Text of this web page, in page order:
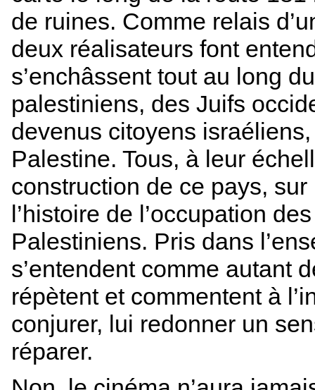
de ruines. Comme relais
deux réalisateurs font
s’enchâssent tout au long
palestiniens, des Juifs
devenus citoyens
Palestine. Tous, à leur
construction de ce pays,
l’histoire de l’occupation
Palestiniens. Pris dans
s’entendent comme autant
répètent et commentent à
conjurer, lui redonner un
réparer.